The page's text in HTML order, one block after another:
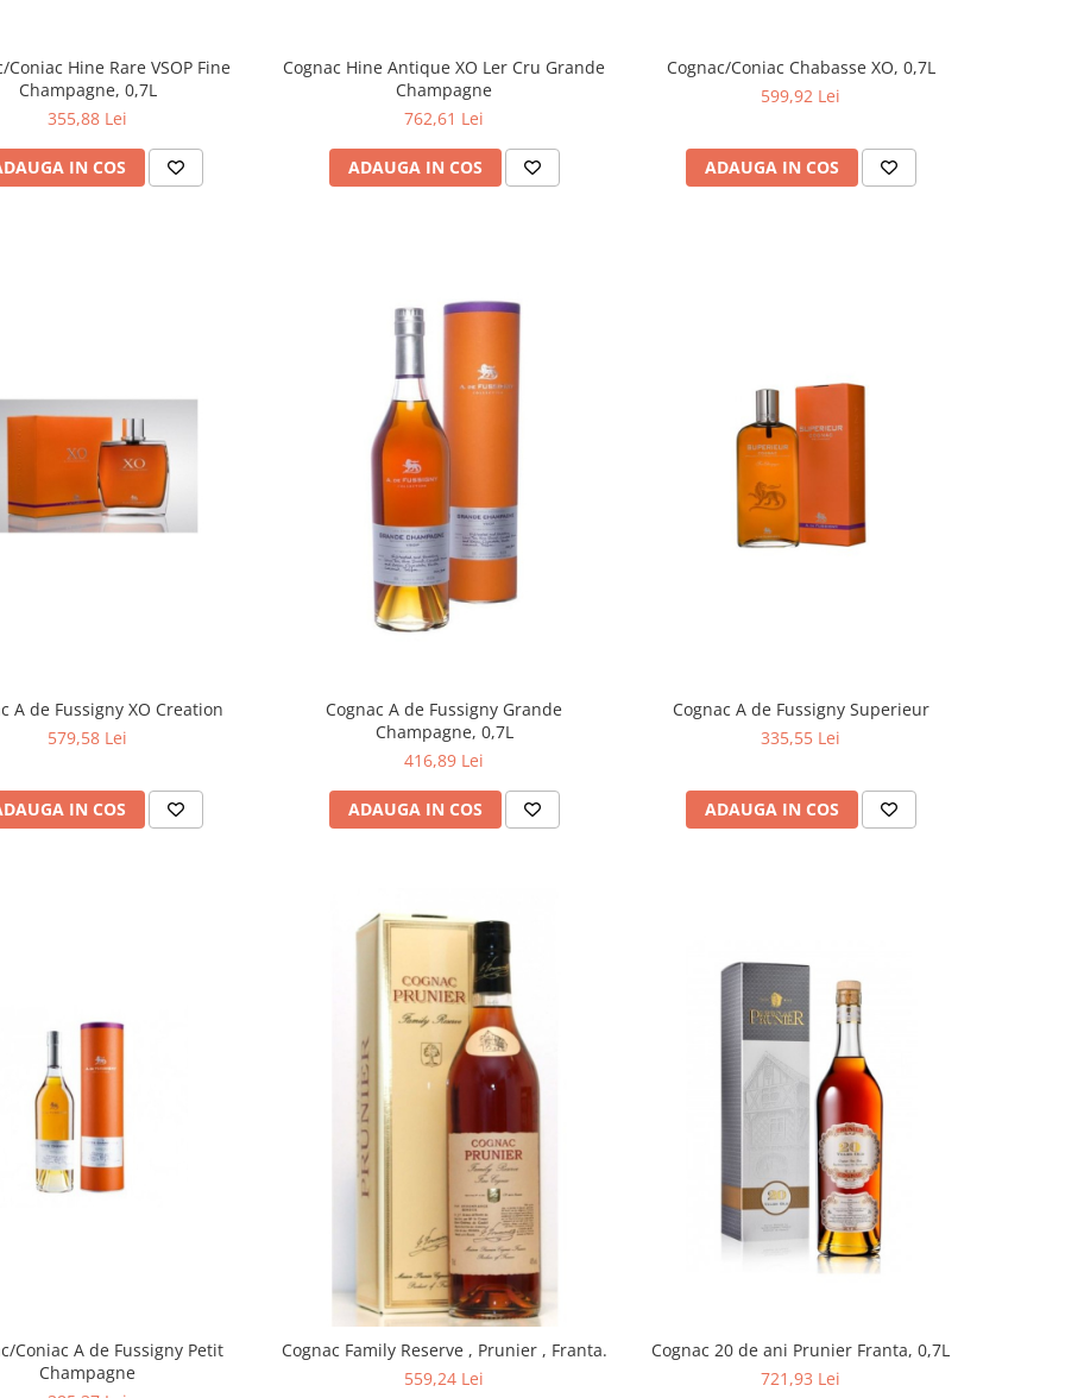
Coniac Hine Rare VSOP Fine
Champagne, 0,7L
355,88 Lei
IN COS
Cognac Hine Antique XO Ler Cru Grande
Champagne
762,61 Lei
ADAUGA IN COS
Cognac/Coniac Chabasse XO, 0,7L
599,92 Lei
ADAUGA IN COS
A de Fussigny XO Creation
579,58 Lei
IN COS
Cognac A de Fussigny Grande
Champagne, 0,7L
416,89 Lei
ADAUGA IN COS
Cognac A de Fussigny Superieur
335,55 Lei
ADAUGA IN COS
Coniac A de Fussigny Petit
Champagne
Cognac Family Reserve , Prunier , Franta.
559,24 Lei
Cognac 20 de ani Prunier Franta, 0,7L
721,93 Lei